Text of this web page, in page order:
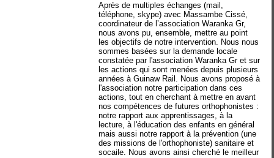
Après de multiples échanges (mail,
téléphone, skype) avec Massambe Cissé,
coordinateur de l’association Waranka Gr,
nous avons pu, ensemble, mettre au point
les objectifs de notre intervention. Nous nous
sommes basées sur la demande locale
constatée par l'association Waranka Gr et sur
les actions qui sont menées depuis plusieurs
années à Guinaw Rail. Nous avons proposé à
l'association notre participation dans ces
actions, tout en cherchant à mettre en avant
nos compétences de futures orthophonistes :
notre rapport aux apprentissages, à la
lecture, à l'éducation des enfants en général
mais aussi notre rapport à la prévention (une
des missions de l'orthophoniste) sanitaire et
socaile. Nous avons ainsi cherché le meilleur